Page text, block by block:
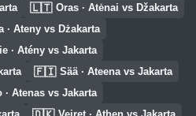
🇱🇹 Oras · Atėnai vs Džakarta
· Ateny vs Dżakarta
· Atény vs Jakarta
🇫🇮 Sää · Ateena vs Jakarta
· Atenas vs Jakarta